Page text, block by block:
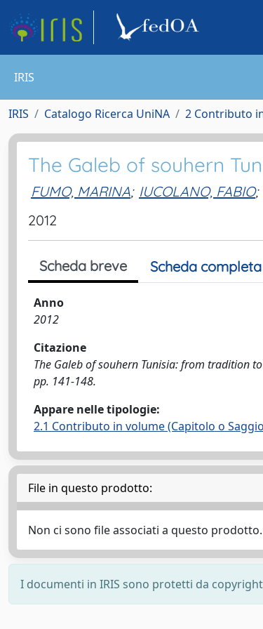
IRIS
IRIS Catalogo Ricerca UniNA 2 Contributo
The Galeb of souhern
FUMO, MARINA; IUCOLANO, FABIO;
2012
Scheda breve Scheda completa
Anno
2012
Citazione
The Galeb of souhern Tunisia: from tradition
pp. 141-148.
Appare nelle tipologie:
2.1 Contributo in volume (Capitolo o
File in questo prodotto:
Non ci sono file associati a questo prodotto.
I documenti in IRIS sono protetti da